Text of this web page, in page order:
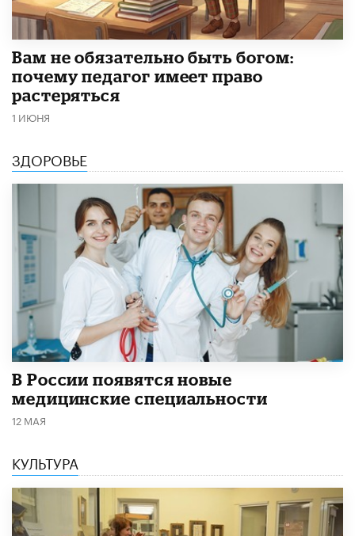
​Вам не обязательно быть богом:
почему педагог имеет право
растеряться
1 ИЮНЯ
ЗДОРОВЬЕ
В России появятся новые
медицинские специальности
12 МАЯ
КУЛЬТУРА